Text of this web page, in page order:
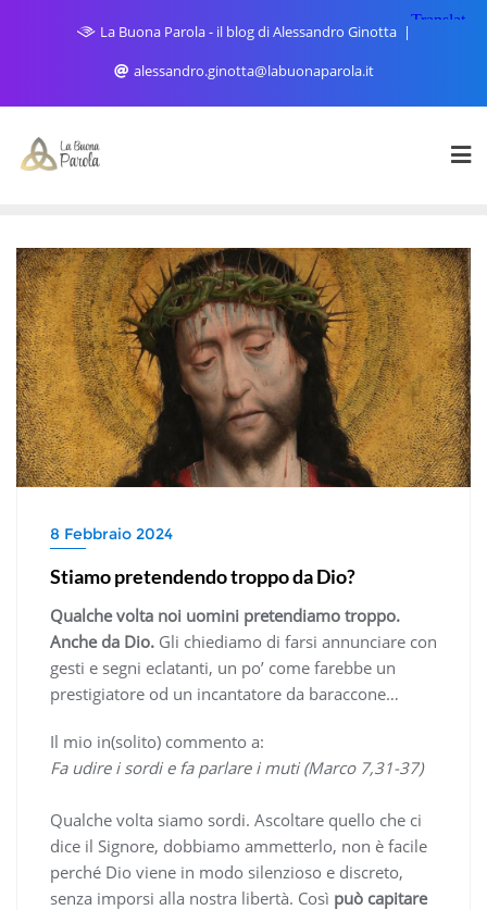
La Buona Parola - il blog di Alessandro Ginotta
alessandro.ginotta@labuonaparola.it
8 Febbraio 2024
Stiamo pretendendo troppo da Dio?
Qualche volta noi uomini pretendiamo troppo.
Anche da Dio. Gli chiediamo di farsi annunciare con
gesti e segni eclatanti, un po’ come farebbe un
prestigiatore od un incantatore da baraccone…
Il mio in(solito) commento a:
Fa udire i sordi e fa parlare i muti (Marco 7,31-37)
Qualche volta siamo sordi. Ascoltare quello che ci
dice il Signore, dobbiamo ammetterlo, non è facile
perché Dio viene in modo silenzioso e discreto,
senza imporsi alla nostra libertà. Così può capitare